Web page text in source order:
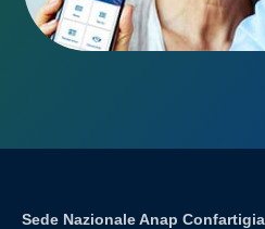
Sede Nazionale Anap